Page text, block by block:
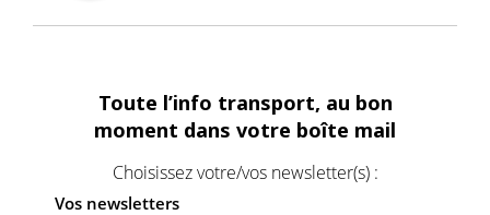
Toute l’info transport, au bon
moment dans votre boîte mail
Choisissez votre/vos newsletter(s) :
Vos newsletters